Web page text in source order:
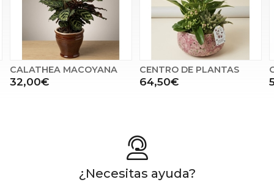
CENTRO DE PLANTAS
64,50€
CENTRO PLANTAS
54,00€
¿Necesitas ayuda?